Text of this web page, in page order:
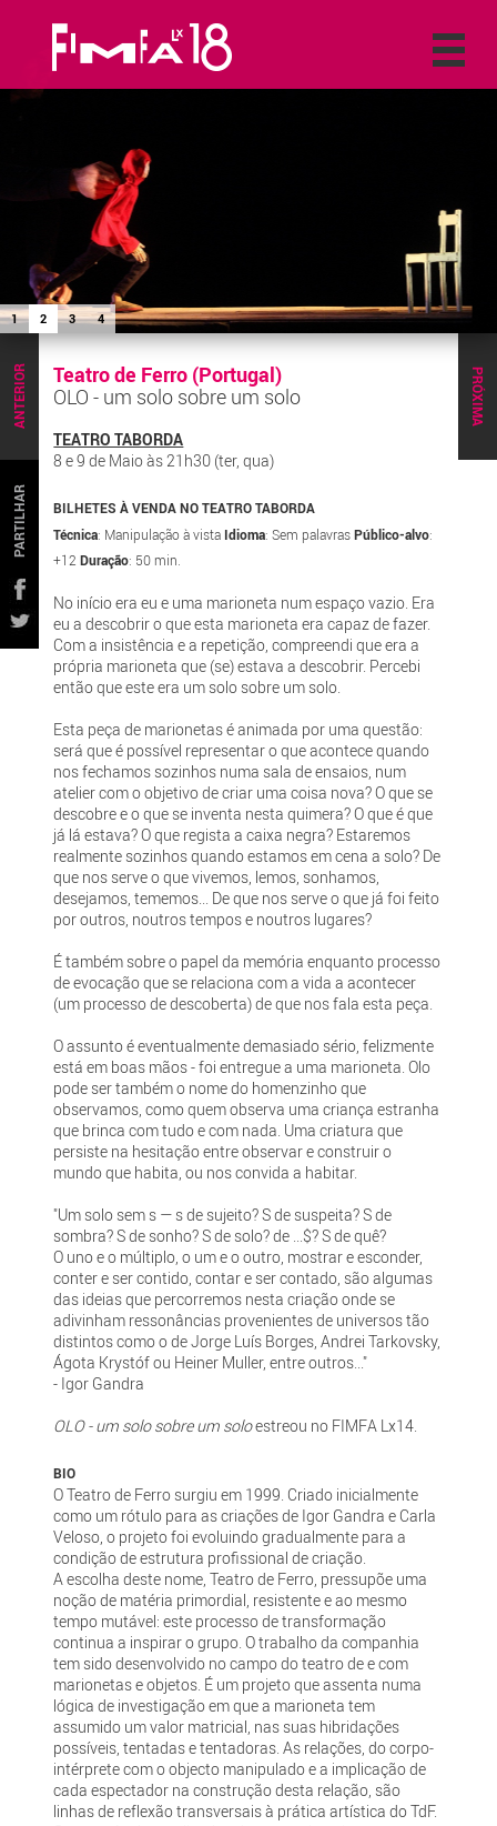
1 2 3 4
PRÓXIMA
ANTERIOR
PARTILHAR
Teatro de Ferro (Portugal)
OLO - um solo sobre um solo
TEATRO TABORDA
8 e 9 de Maio às 21h30 (ter, qua)
BILHETES À VENDA NO TEATRO TABORDA
Técnica: Manipulação à vista Idioma: Sem palavrasPúblico-alvo:
+12Duração: 50 min.
No início era eu e uma marioneta num espaço vazio. Era
eu a descobrir o que esta marioneta era capaz de fazer.
Com a insistência e a repetição, compreendi que era a
própria marioneta que (se) estava a descobrir. Percebi
então que este era um solo sobre um solo.
Esta peça de marionetas é animada por uma questão:
será que é possível representar o que acontece quando
nos fechamos sozinhos numa sala de ensaios, num
atelier com o objetivo de criar uma coisa nova? O que se
descobre e o que se inventa nesta quimera? O que é que
já lá estava? O que regista a caixa negra? Estaremos
realmente sozinhos quando estamos em cena a solo? De
que nos serve o que vivemos, lemos, sonhamos,
desejamos, tememos... De que nos serve o que já foi feito
por outros, noutros tempos e noutros lugares?
É também sobre o papel da memória enquanto processo
de evocação que se relaciona com a vida a acontecer
(um processo de descoberta) de que nos fala esta peça.
O assunto é eventualmente demasiado sério, felizmente
está em boas mãos - foi entregue a uma marioneta. Olo
pode ser também o nome do homenzinho que
observamos, como quem observa uma criança estranha
que brinca com tudo e com nada. Uma criatura que
persiste na hesitação entre observar e construir o
mundo que habita, ou nos convida a habitar.
"Um solo sem s — s de sujeito? S de suspeita? S de
sombra? S de sonho? S de solo? de ...$? S de quê?
O uno e o múltiplo, o um e o outro, mostrar e esconder,
conter e ser contido, contar e ser contado, são algumas
das ideias que percorremos nesta criação onde se
adivinham ressonâncias provenientes de universos tão
distintos como o de Jorge Luís Borges, Andrei Tarkovsky,
Ágota Krystóf ou Heiner Muller, entre outros..."
- Igor Gandra
OLO - um solo sobre um soloestreou no FIMFA Lx14.
BIO
O Teatro de Ferro surgiu em 1999. Criado inicialmente
como um rótulo para as criações de Igor Gandra e Carla
Veloso, o projeto foi evoluindo gradualmente para a
condição de estrutura profissional de criação.
A escolha deste nome, Teatro de Ferro, pressupõe uma
noção de matéria primordial, resistente e ao mesmo
tempo mutável: este processo de transformação
continua a inspirar o grupo. O trabalho da companhia
tem sido desenvolvido no campo do teatro de e com
marionetas e objetos. É um projeto que assenta numa
lógica de investigação em que a marioneta tem
assumido um valor matricial, nas suas hibridações
possíveis, tentadas e tentadoras. As relações, do corpo-
intérprete com o objecto manipulado e a implicação de
cada espectador na construção desta relação, são
linhas de reflexão transversais à prática artística do TdF.